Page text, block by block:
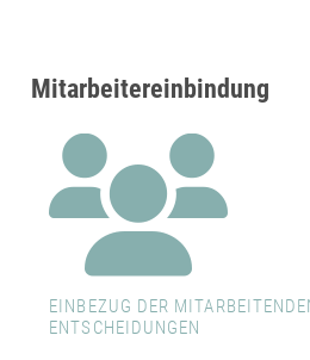
Mitarbeitereinbindung
EINBEZUG DER
ENTSCHEIDUNGEN